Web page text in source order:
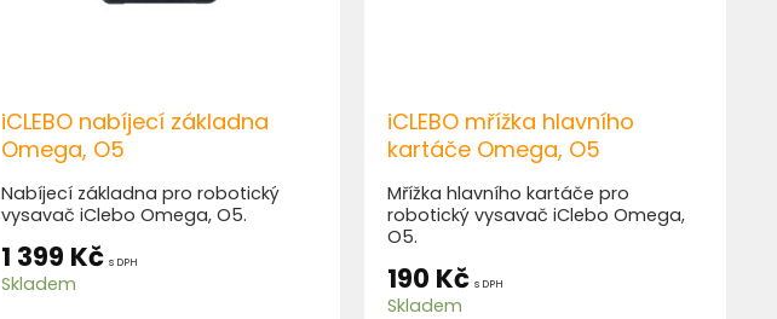
iCLEBO nabíjecí základna
Omega, O5
Nabíjecí základna pro robotický
vysavač iClebo Omega, O5.
1 399 Kč s DPH
Skladem
iCLEBO mřížka hlavního
kartáče Omega, O5
Mřížka hlavního kartáče pro
robotický vysavač iClebo Omega,
O5.
190 Kč s DPH
Skladem